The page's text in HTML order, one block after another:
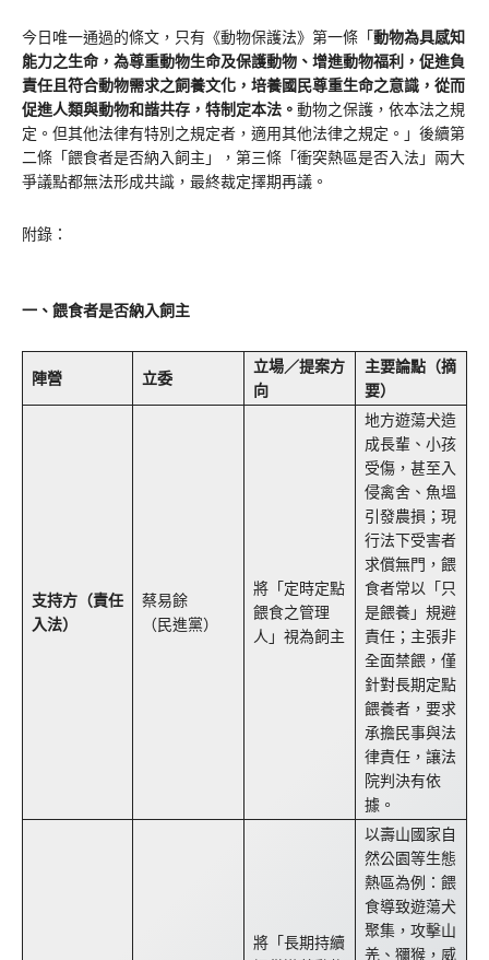
今日唯一通過的條文，只有《動物保護法》第一條「動物為具感知
能力之生命，為尊重動物生命及保護動物、增進動物福利，促進負
責任且符合動物需求之飼養文化，培養國民尊重生命之意識，從而
促進人類與動物和諧共存，特制定本法。 動物之保護，依本法之規
定。但其他法律有特別之規定者，適用其他法律之規定。」後續第
二條「餵食者是否納入飼主」，第三條「衝突熱區是否入法」兩大
爭議點都無法形成共識，最終裁定擇期再議。
附錄：
一、餵食者是否納入飼主
陣營 立委
立場／提案方
向
主要論點（摘
要）
支持方（責任
入法）
蔡易餘
（民進黨）
將「定時定點
餵食之管理
人」視為飼主
地方遊蕩犬造
成長輩、小孩
受傷，甚至入
侵禽舍、魚塭
引發農損；現
行法下受害者
求償無門，餵
食者常以「只
是餵養」規避
責任；主張非
全面禁餵，僅
針對長期定點
餵養者，要求
承擔民事與法
律責任，讓法
院判決有依
據。
將「長期持續
以壽山國家自
然公園等生態
熱區為例：餵
食導致遊蕩犬
聚集，攻擊山
羌、獼猴，威